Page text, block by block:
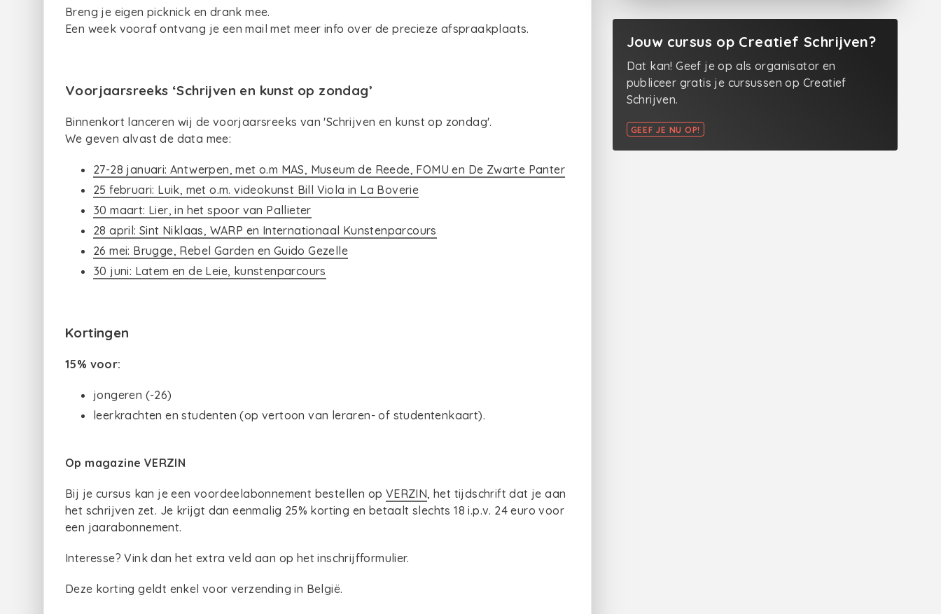
Breng je eigen picknick en drank mee.
Een week vooraf ontvang je een mail met meer info over de precieze afspraakplaats.
Voorjaarsreeks ‘Schrijven en kunst op zondag’
Binnenkort lanceren wij de voorjaarsreeks van 'Schrijven en kunst op zondag'.
We geven alvast de data mee:
27-28 januari: Antwerpen, met o.m MAS, Museum de Reede, FOMU en De Zwarte Panter
25 februari: Luik, met o.m. videokunst Bill Viola in La Boverie
30 maart: Lier, in het spoor van Pallieter
28 april: Sint Niklaas, WARP en Internationaal Kunstenparcours
26 mei: Brugge, Rebel Garden en Guido Gezelle
30 juni: Latem en de Leie, kunstenparcours
Kortingen
15% voor:
jongeren (-26)
leerkrachten en studenten (op vertoon van leraren- of studentenkaart).
Op magazine VERZIN
Bij je cursus kan je een voordeelabonnement bestellen op VERZIN, het tijdschrift dat je aan
het schrijven zet. Je krijgt dan eenmalig 25% korting en betaalt slechts 18 i.p.v. 24 euro voor
een jaarabonnement.
Interesse? Vink dan het extra veld aan op het inschrijfformulier.
Deze korting geldt enkel voor verzending in België.
Jouw cursus op Creatief Schrijven?
Dat kan! Geef je op als organisator en
publiceer gratis je cursussen op Creatief
Schrijven.
GEEF JE NU OP!